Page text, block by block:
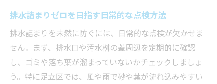
排水詰まりゼロを目指す日常的な点検方法
排水詰まりを未然に防ぐには、日常的な点検が欠かせま
せん。まず、排水口や汚水桝の蓋周辺を定期的に確認
し、ゴミや落ち葉が溜まっていないかチェックしましょ
う。特に足立区では、風や雨で砂や葉が流れ込みやすい